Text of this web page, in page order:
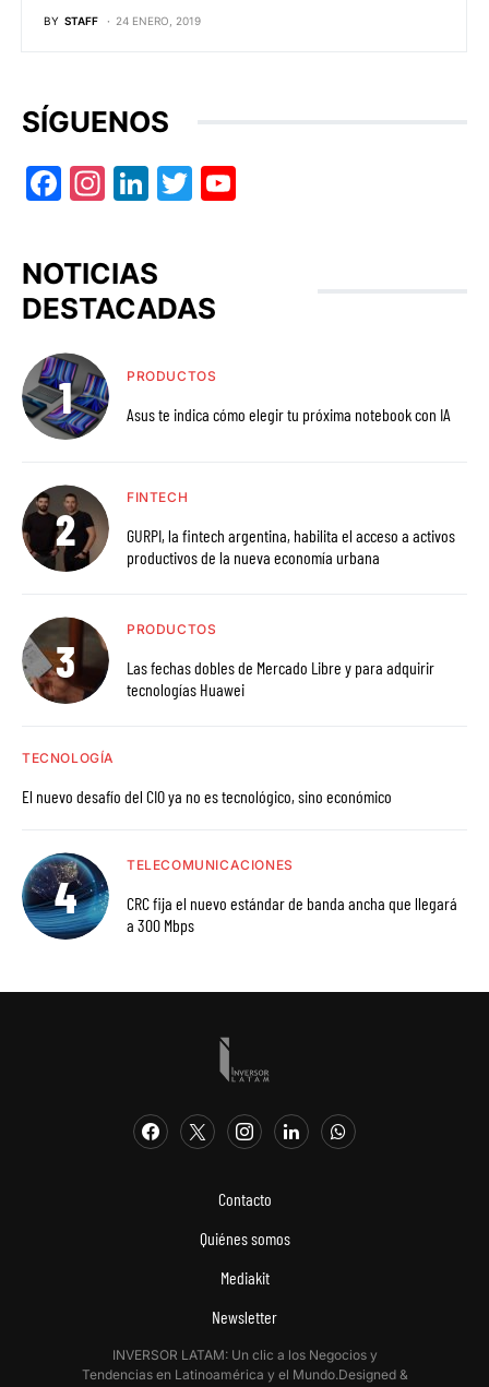
BY STAFF 24 ENERO, 2019
SÍGUENOS
Facebook
Instagram
LinkedIn
Twitter
NOTICIAS
DESTACADAS
PRODUCTOS
Asus te indica cómo elegir tu próxima notebook con IA
FINTECH
GURPI, la fintech argentina, habilita el acceso a activos
productivos de la nueva economía urbana
PRODUCTOS
Las fechas dobles de Mercado Libre y para adquirir
tecnologías Huawei
TECNOLOGÍA
El nuevo desafío del CIO ya no es tecnológico, sino económico
TELECOMUNICACIONES
CRC fija el nuevo estándar de banda ancha que llegará
a 300 Mbps
Contacto
Quiénes somos
Mediakit
Newsletter
INVERSOR LATAM: Un clic a los Negocios y
Tendencias en Latinoamérica y el Mundo.Designed &